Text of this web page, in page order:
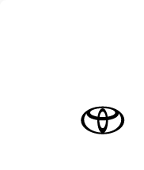
店舗トップ